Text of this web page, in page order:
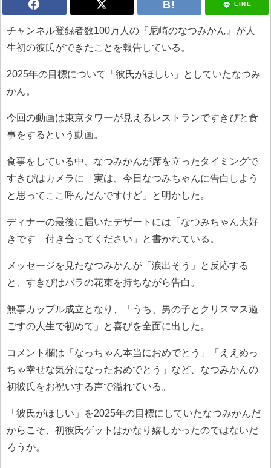
LINE
チャンネル登録者数100万人の『尼崎のなつみかん』が人
生初の彼氏ができたことを報告している。
2025年の目標について「彼氏がほしい」としていたなつみ
かん。
今回の動画は東京タワーが見えるレストランですきぴと食
事をするという動画。
食事をしている中、なつみかんが席を立ったタイミングで
すきぴはカメラに「実は、今日なつみちゃんに告白しよう
と思ってここ呼んだんですけど」と明かした。
ディナーの最後に届いたデザートには「なつみちゃん大好
きです 付き合ってください」と書かれている。
メッセージを見たなつみかんが「涙出そう」と反応する
と、すきぴはバラの花束を持ちながら告白。
無事カップル成立となり、「うち、男の子とクリスマス過
ごすの人生で初めて」と喜びを全面に出した。
コメント欄は「なっちゃん本当におめでとう」「ええめっ
ちゃ幸せな気分になったおめでとう」など、なつみかんの
初彼氏をお祝いする声で溢れている。
「彼氏がほしい」を2025年の目標にしていたなつみかんだ
からこそ、初彼氏ゲットはかなり嬉しかったのではないだ
ろうか。